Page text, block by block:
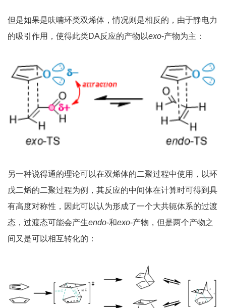
但是如果是呋喃环类双烯体，情况则是相反的，由于静电力
的吸引作用，使得此类DA反应的产物以exo-产物为主：
另一种说得通的理论可以在双烯体的二聚过程中使用，以环
戊二烯的二聚过程为例，其反应的中间体在计算时可得到具
有高度对称性，因此可以认为形成了一个大共轭体系的过渡
态，过渡态可能会产生endo-和exo-产物，但是两个产物之
间又是可以相互转化的：